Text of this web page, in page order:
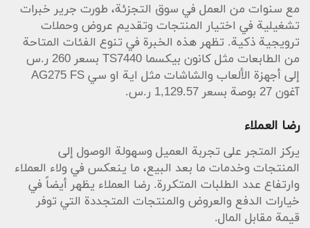
مع سنوات من العمل في سوق التجزئة، طورت جرير خبرات
تشغيلية في اختيار المنتجات وتقديم عروض وحملات
ترويجية ذكية. تظهر هذه الخبرة في تنوع الفئات المتاحة
من الطابعات مثل كانون بيكسما TS7440 بسعر 260 ر.س
إلى أجهزة الألعاب والشاشات مثل اية او سي AG275 FS
آغون 27 بوصة بسعر 1,129.57 ر.س.
رضا العملاء
يركز المتجر على تجربة العميل وسهولة الوصول إلى
المنتجات وخدمات ما بعد البيع، ما ينعكس في ولاء العملاء
وارتفاع عدد الطلبات المتكررة. رضا العملاء يظهر أيضاً في
خيارات الدفع والعروض والمنتجات المتجددة التي توفر
قيمة مقابل المال.